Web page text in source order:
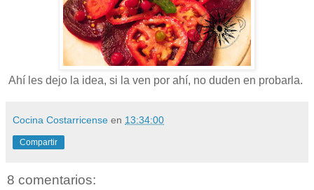
Ahí les dejo la idea, si la ven por ahí, no duden en probarla.
Cocina Costarricense en 13:34:00
Compartir
8 comentarios: